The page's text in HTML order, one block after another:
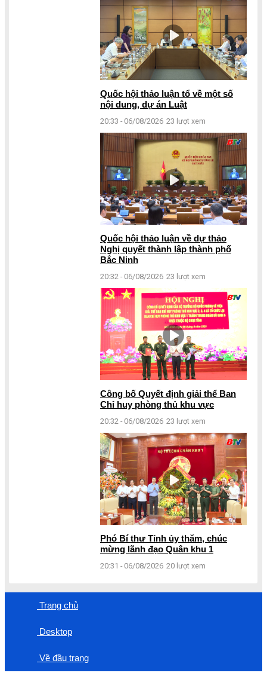
Quốc hội thảo luận tổ về một số
nội dung, dự án Luật
20:33 - 06/08/2026 23 lượt xem
Quốc hội thảo luận về dự thảo
Nghị quyết thành lập thành phố
Bắc Ninh
20:32 - 06/08/2026 23 lượt xem
Công bố Quyết định giải thể Ban
Chỉ huy phòng thủ khu vực
20:32 - 06/08/2026 23 lượt xem
Phó Bí thư Tỉnh ủy thăm, chúc
mừng lãnh đạo Quân khu 1
20:31 - 06/08/2026 20 lượt xem
Trang chủ
Desktop
Về đầu trang